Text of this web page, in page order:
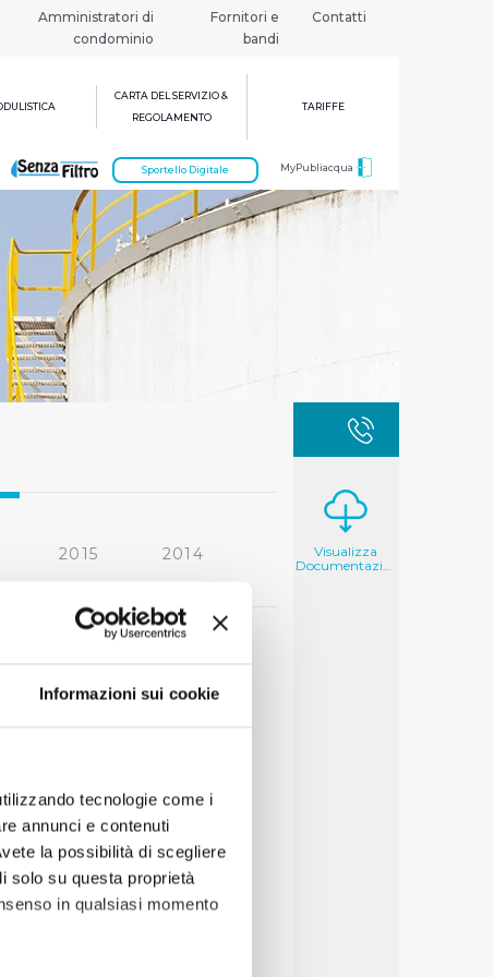
Informazioni sui cookie
tecnologie come i
annunci e contenuti
la possibilità di scegliere
solo su questa proprietà
in qualsiasi momento
Amministratori di
condominio
Fornitori e
bandi
Contatti
CARTA DEL SERVIZIO &
REGOLAMENTO
TARIFFE
MyPubliacqua
Sportello Digitale
2015
2014
Visualizza
Documentazione